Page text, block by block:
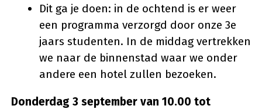
Dit ga je doen: in de ochtend is er weer
een programma verzorgd door onze 3e
jaars studenten. In de middag vertrekken
we naar de binnenstad waar we onder
andere een hotel zullen bezoeken.
Donderdag 3 september van 10.00 tot